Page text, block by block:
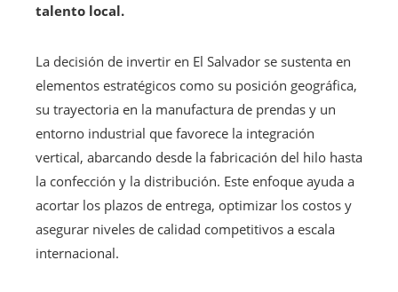
talento local.
La decisión de invertir en El Salvador se sustenta en
elementos estratégicos como su posición geográfica,
su trayectoria en la manufactura de prendas y un
entorno industrial que favorece la integración
vertical, abarcando desde la fabricación del hilo hasta
la confección y la distribución. Este enfoque ayuda a
acortar los plazos de entrega, optimizar los costos y
asegurar niveles de calidad competitivos a escala
internacional.